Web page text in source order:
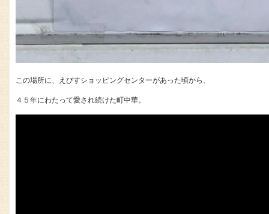
この場所に、えびすショッピングセンターがあった頃から、
４５年にわたって愛され続けた町中華。